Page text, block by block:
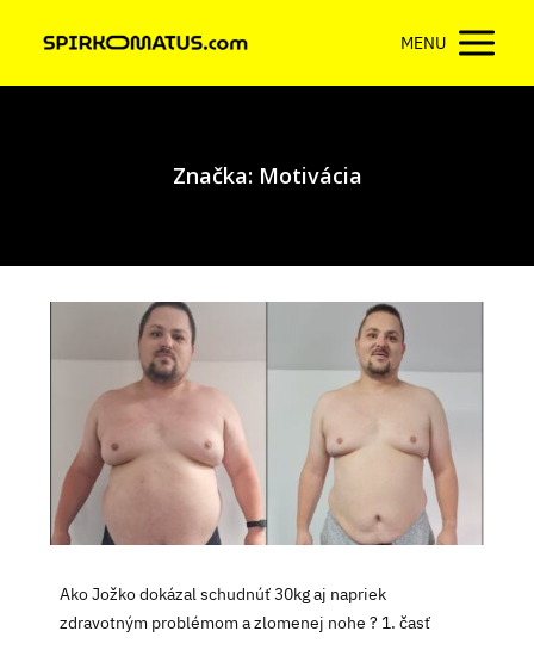
MENU
Značka: Motivácia
Ako Jožko dokázal schudnúť 30kg aj napriek
zdravotným problémom a zlomenej nohe ? 1. časť